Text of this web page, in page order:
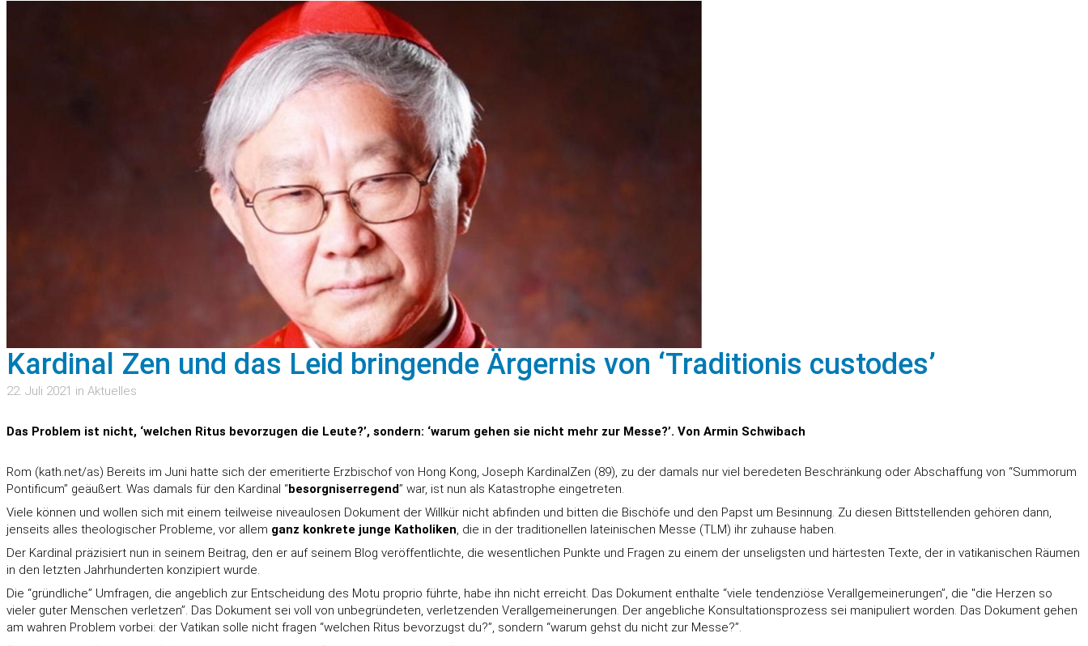
Kardinal Zen und das Leid bringende Ärgernis von ‘Traditionis custodes’
22. Juli 2021 in Aktuelles
Das Problem ist nicht, ‘welchen Ritus bevorzugen die Leute?’, sondern: ‘warum gehen sie nicht mehr zur Messe?’. Von Armin Schwibach
Rom (kath.net/as) Bereits im Juni hatte sich der emeritierte Erzbischof von Hong Kong, Joseph KardinalZen (89), zu der damals nur viel beredeten Beschränkung oder Abschaffung von “Summorum
Pontificum” geäußert. Was damals für den Kardinal “besorgniserregend” war, ist nun als Katastrophe eingetreten.
Viele können und wollen sich mit einem teilweise niveaulosen Dokument der Willkür nicht abfinden und bitten die Bischöfe und den Papst um Besinnung. Zu diesen Bittstellenden gehören dann,
jenseits alles theologischer Probleme, vor allem ganz konkrete junge Katholiken, die in der traditionellen lateinischen Messe (TLM) ihr zuhause haben.
Der Kardinal präzisiert nun in seinem Beitrag, den er auf seinem Blog veröffentlichte, die wesentlichen Punkte und Fragen zu einem der unseligsten und härtesten Texte, der in vatikanischen Räumen
in den letzten Jahrhunderten konzipiert wurde.
Die “gründliche” Umfragen, die angeblich zur Entscheidung des Motu proprio führte, habe ihn nicht erreicht. Das Dokument enthalte “viele tendenziöse Verallgemeinerungen”, die "die Herzen so
vieler guter Menschen verletzen”. Das Dokument sei voll von unbegründeten, verletzenden Verallgemeinerungen. Der angebliche Konsultationsprozess sei manipuliert worden. Das Dokument gehen
am wahren Problem vorbei: der Vatikan solle nicht fragen “welchen Ritus bevorzugst du?”, sondern “warum gehst du nicht zur Messe?”.